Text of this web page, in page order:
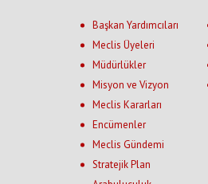
Başkan Yardımcıları
Meclis Üyeleri
Müdürlükler
Misyon ve Vizyon
Meclis Kararları
Encümenler
Meclis Gündemi
Stratejik Plan